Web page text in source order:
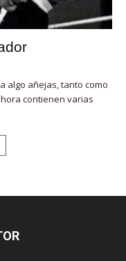
algo añejas, tanto como
contienen varias